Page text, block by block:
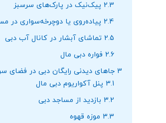
2.3 پیک‌نیک در پارک‌های سرسبز
2.4 پیاده‌روی یا دوچرخه‌سواری در
2.5 تماشای آبشار در کانال آب دبی
2.6 فواره دبی مال
3 جاهای دیدنی رایگان دبی در فضای
3.1 پنل آکواریوم دبی مال
3.2 بازدید از مساجد دبی
3.3 موزه قهوه